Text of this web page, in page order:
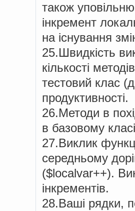
також
інкремент
на існування
25.Швидкість
кількості
тестовий клас
продуктивності.
26.Методи в
в базовому
27.Виклик
середньому
($localvar++).
інкрементів.
28.Ваші рядки,